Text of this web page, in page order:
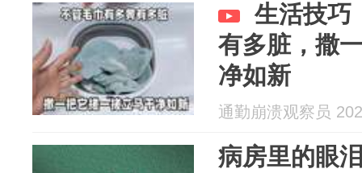
生活技巧
有多脏，撒
净如新
通勤崩溃观察员
病房里的眼